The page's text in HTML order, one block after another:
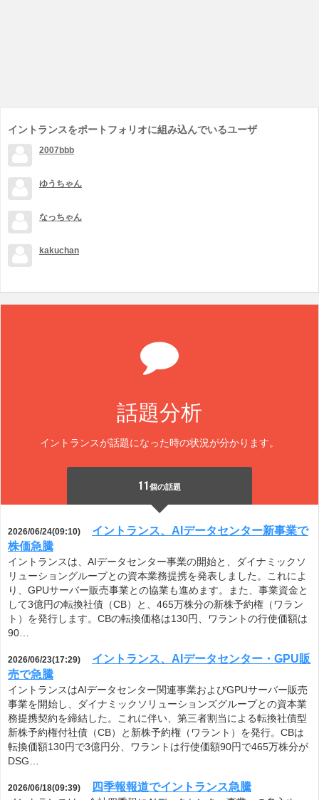
イントランスをポートフォリオに組み込んでいるユーザ
2007bbb
ゆうちゃん
なっちゃん
kakuchan
話題分析
イントランスが話題になった時の状況が分かります。
11個の話題
2026/06/24(09:10)
イントランス、AIデータセンター新事業で
株価急騰
イントランスは、AIデータセンター事業の開始と、ダイナミックソ
リューショングループとの資本業務提携を発表しました。これによ
り、GPUサーバー販売事業との協業も進めます。また、事業資金と
して3億円の転換社債（CB）と、465万株分の新株予約権（ワラン
ト）を発行します。CBの転換価格は130円、ワラントの行使価額は
90…
2026/06/23(17:29)
イントランス、AIデータセンター・GPU販
売で急騰
イントランスはAIデータセンター関連事業およびGPUサーバー販売
事業を開始し、ダイナミックソリューションズグループとの資本業
務提携契約を締結した。これに伴い、第三者割当による転換社債型
新株予約権付社債（CB）と新株予約権（ワラント）を発行。CBは
転換価額130円で3億円分、ワラントは行使価額90円で465万株分が
DSG…
2026/06/18(09:39) 四季報報道でイントランス急騰